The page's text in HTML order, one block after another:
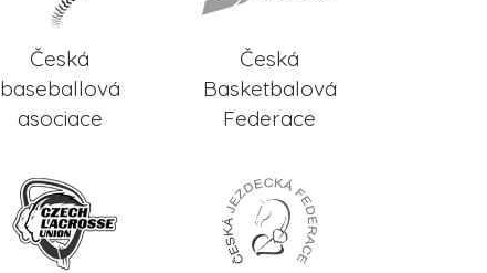
Česká
baseballová
asociace
Česká
Basketbalová
Federace